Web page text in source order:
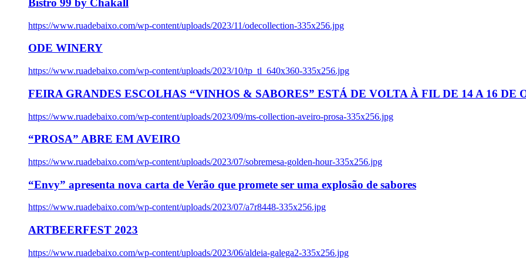
Bistro 99 by Chakall
https://www.ruadebaixo.com/wp-content/uploads/2023/11/odecollection-335x256.jpg
ODE WINERY
https://www.ruadebaixo.com/wp-content/uploads/2023/10/tp_tl_640x360-335x256.jpg
FEIRA GRANDES ESCOLHAS “VINHOS & SABORES” ESTÁ DE VOLTA À FIL DE 14 A 16 DE
https://www.ruadebaixo.com/wp-content/uploads/2023/09/ms-collection-aveiro-prosa-335x256.jpg
“PROSA” ABRE EM AVEIRO
https://www.ruadebaixo.com/wp-content/uploads/2023/07/sobremesa-golden-hour-335x256.jpg
“Envy” apresenta nova carta de Verão que promete ser uma explosão de sabores
https://www.ruadebaixo.com/wp-content/uploads/2023/07/a7r8448-335x256.jpg
ARTBEERFEST 2023
https://www.ruadebaixo.com/wp-content/uploads/2023/06/aldeia-galega2-335x256.jpg